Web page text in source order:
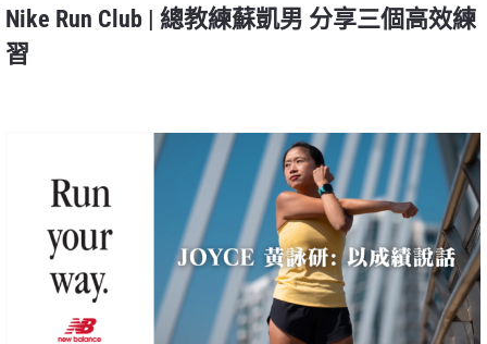
Nike Run Club | 總教練蘇凱男 分享三個高效練
習